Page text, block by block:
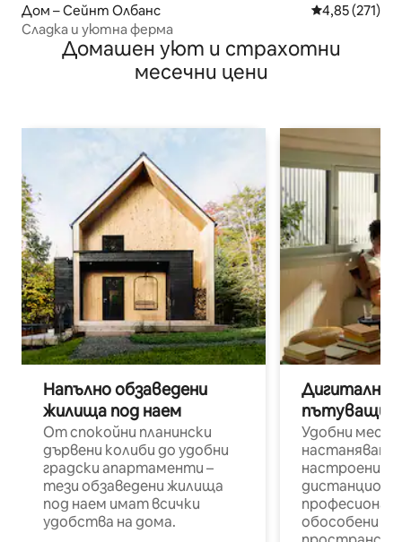
Дом – Сейнт Олбанс Средна
4,85 (271)
Сладка и уютна ферма
Домашен уют и страхотни
месечни цени
Напълно обзаведени
жилища под наем
От спокойни планински
дървени колиби до удобни
градски апартаменти –
тези обзаведени жилища
под наем имат всички
удобства на дома.
Дигитални
пътуващи
Удобни
настаняване
настроени и
обособени